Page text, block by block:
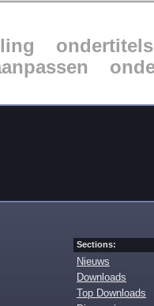
ondertitels
Sections:
Nieuws
Downloads
Top Downloads